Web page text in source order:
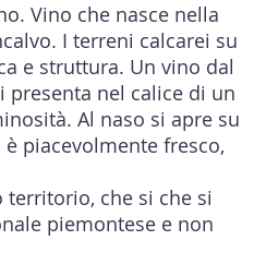
Vino che nasce nella
I terreni calcarei su
e struttura. Un vino dal
presenta nel calice di un
Al naso si apre su
piacevolmente fresco,
che si che si
piemontese e non